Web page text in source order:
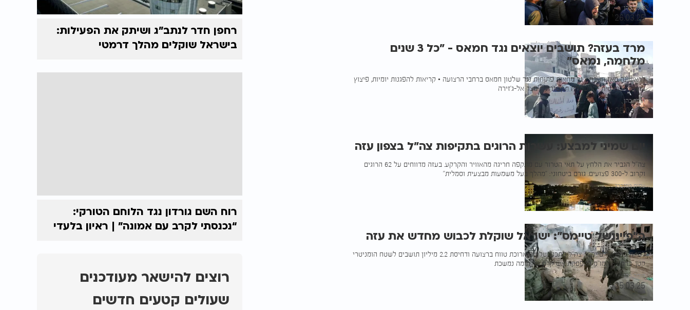
תומר כהן
26.03.25
מרד בעזה? תושבים יוצאים נגד חמאס - "כל 3 שנים
מלחמה, נמאס"
לראשונה מאז הטבח - גל מחאות פתוחות נגד שלטון חמאס ברחבי הרצועה • קריאות להפגנות יומיות, פיצוץ
בזירה הפוליטית - והשתקה תקשורתית מצד אל-ג'זירה
תומר כהן
26.03.25
יום שמיני למבצע: עשרות הרוגים בתקיפות צה"ל בצפון עזה
צה"ל הגביר את הלחץ על תאי הטרור עם מתקפה חריגה מהאוויר והקרקע. בעזה מדווחים על 62 הרוגים
וקרוב ל-300 פצועים. גורם ביטחוני: "מהלך בעל משמעות מבצעית וסמלית"
עמית רוזנברג
26.03.25
ה"פייננשל טיימס": ישראל שוקלת לכבוש מחדש את עזה
לפי ה"פייננשל טיימס", צה"ל מתכנן שליטה ארוכת טווח ברצועה ודחיסת 2.2 מיליון תושבים לשטח הומניטרי
קטן. ברקע - המו"מ להפסקת אש קרס והלחימה נמשכת
תומר כהן
25.03.25
רחפן חדר לנתב"ג ושיתק את הפעילות:
בישראל שוקלים מהלך דרמטי
רוח השם גורדון נגד הלוחם הטורקי:
“נכנסתי לקרב עם אמונה” | ראיון בלעדי
רוצים להישאר מעודכנים
שעולים קטעים חדשים